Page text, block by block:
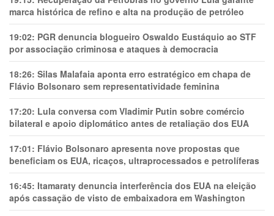
marca histórica de refino e alta na produção de petróleo
19:02: PGR denuncia blogueiro Oswaldo Eustáquio ao STF
por associação criminosa e ataques à democracia
18:26: Silas Malafaia aponta erro estratégico em chapa de
Flávio Bolsonaro sem representatividade feminina
17:20: Lula conversa com Vladimir Putin sobre comércio
bilateral e apoio diplomático antes de retaliação dos EUA
17:01: Flávio Bolsonaro apresenta nove propostas que
beneficiam os EUA, ricaços, ultraprocessados e petrolíferas
16:45: Itamaraty denuncia interferência dos EUA na eleição
após cassação de visto de embaixadora em Washington